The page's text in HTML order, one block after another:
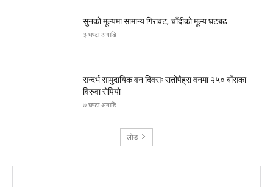
सुनको मूल्यमा सामान्य गिरावट, चाँदीको मूल्य घटबढ
३ घण्टा अगाडि
सन्दर्भ सामुदायिक वन दिवसः रातोपैह्रा वनमा २५० बाँसका
विरुवा रोपियो
७ घण्टा अगाडि
लोड